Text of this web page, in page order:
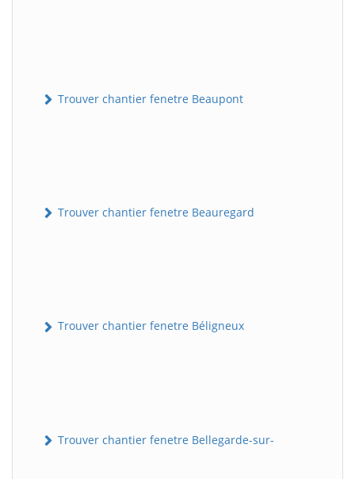
Trouver chantier fenetre Beaupont
Trouver chantier fenetre Beauregard
Trouver chantier fenetre Béligneux
Trouver chantier fenetre Bellegarde-sur-